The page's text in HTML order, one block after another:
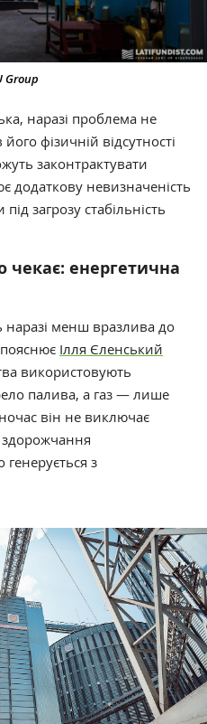
Group
наразі проблема не
його фізичній відсутності
законтрактувати
додаткову невизначеність
загрозу стабільність
чекає: енергетична
наразі менш вразлива до
Ілля Єленський
використовують
палива, а газ — лише
він не виключає
генерується з